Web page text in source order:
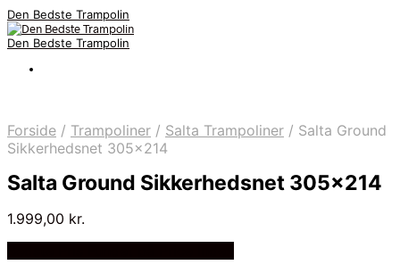
Den Bedste Trampolin
Den Bedste Trampolin
Forside / Trampoliner / Salta Trampoliner / Salta Ground
Sikkerhedsnet 305×214
Salta Ground Sikkerhedsnet 305×214
1.999,00 kr.